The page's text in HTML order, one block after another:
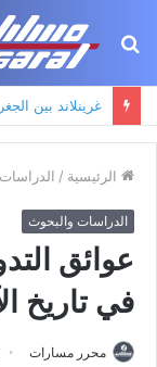
بحث
الرئيسية /
الدراسات والبحوث
عوائق
في تاريخ
محرر مسارات